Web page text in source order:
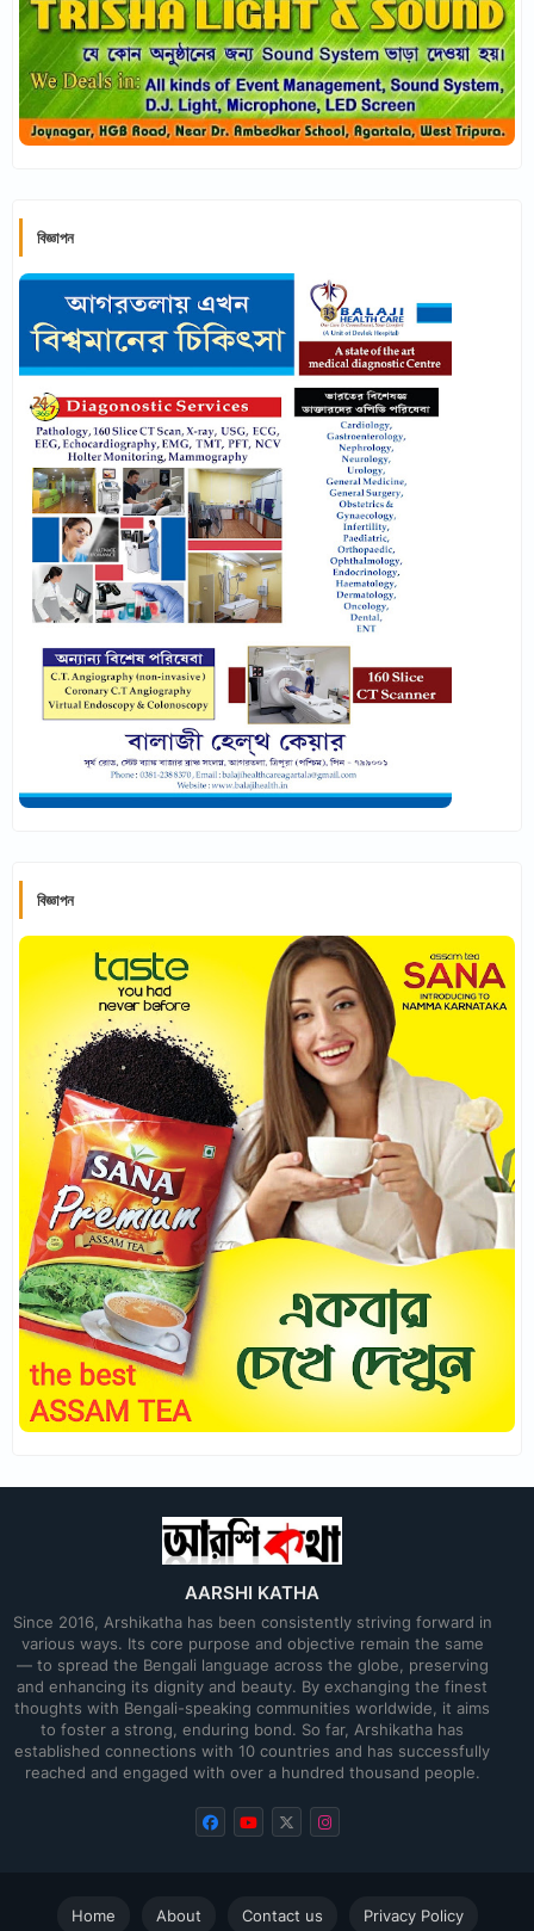
বিজ্ঞাপন
বিজ্ঞাপন
AARSHI KATHA
Since 2016, Arshikatha has been consistently striving forward in
various ways. Its core purpose and objective remain the same
— to spread the Bengali language across the globe, preserving
and enhancing its dignity and beauty. By exchanging the finest
thoughts with Bengali-speaking communities worldwide, it aims
to foster a strong, enduring bond. So far, Arshikatha has
established connections with 10 countries and has successfully
reached and engaged with over a hundred thousand people.
Home About Contact us Privacy Policy